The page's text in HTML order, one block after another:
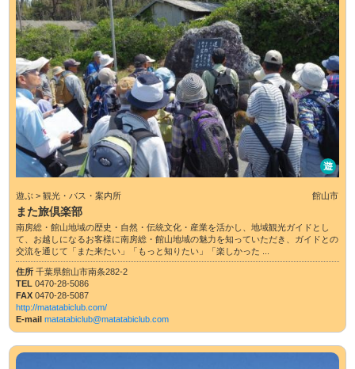
遊
遊ぶ > 観光・バス・案内所 館山市
また旅倶楽部
南房総・館山地域の歴史・自然・伝統文化・産業を活かし、地域観光ガイドとし
て、お越しになるお客様に南房総・館山地域の魅力を知っていただき、ガイドとの
交流を通じて「また来たい」「もっと知りたい」「楽しかった ...
住所千葉県館山市南条282-2
TEL0470-28-5086
FAX0470-28-5087
http://matatabiclub.com/
E-mailmatatabiclub@matatabiclub.com